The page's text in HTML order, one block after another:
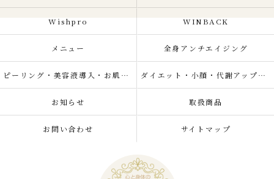
Wishpro WINBACK
メニュー 全身アンチエイジング
ピーリング・美容液導入・お肌の悩み改善 ダイエット・小顔・代謝アップ・肌質改善・リラクゼーション
お知らせ 取扱商品
お問い合わせ サイトマップ